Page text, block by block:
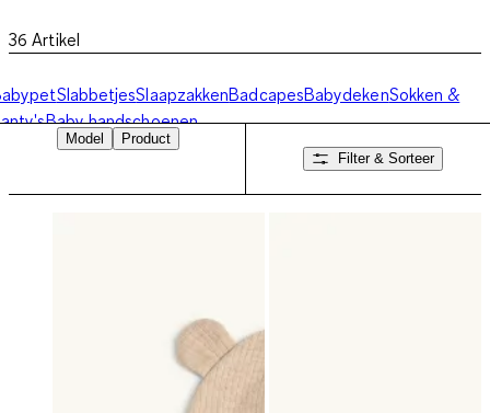
36 Artikel
SlabbetjesSlaapzakkenBadcapesBabydekenSokken &
Baby handschoenen
Model
Product
Filter & Sorteer